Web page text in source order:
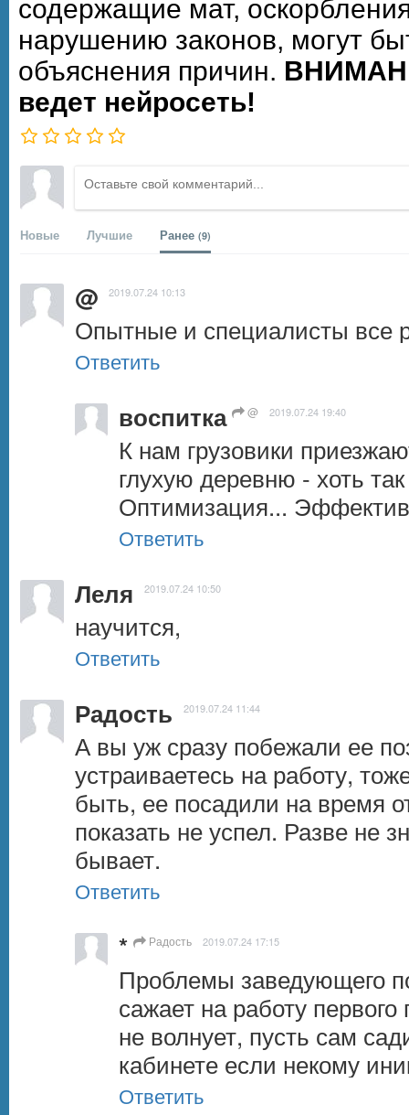
содержащие мат,
нарушению законов, могут
объяснения причин.
ведет нейросеть!
Новые Лучшие Ранее (9)
@ 2019.07.24 10:13
Опытные и специалисты все
Ответить
воспитка @ 2019.07.24 19:40
К нам грузовики
глухую деревню - хоть
Оптимизация...
Ответить
Леля 2019.07.24 10:50
научится,
Ответить
Радость 2019.07.24 11:44
А вы уж сразу побежали ее
устраиваетесь на работу,
быть, ее посадили на время
показать не успел. Разве не
бывает.
Ответить
* Радость 2019.07.24 17:15
Проблемы заведующего
сажает на работу
не волнует, пусть сам
кабинете если некому
Ответить